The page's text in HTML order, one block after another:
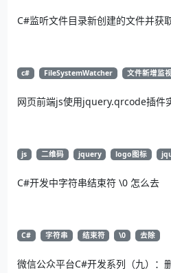
C#监听文件目录新创建的文件并获
c# FileSystemWatcher 文件新增监
网页前端js使用jquery.qrcode插件
js 二维码 jquery logo图标
C#开发中字符串结束符 \0 怎么去
C# 字符串 结束符 \0 去除
微信公众平台C#开发系列（九）：